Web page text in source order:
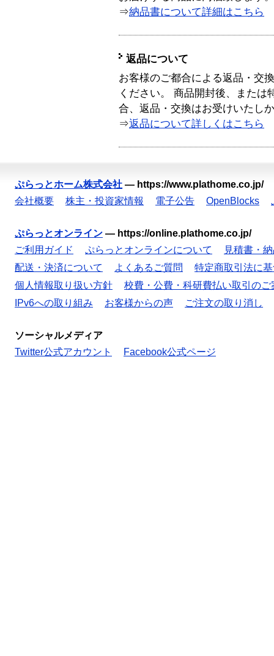
⇒納品書について詳細はこちら
返品について
お客様のご都合による返品・交
ください。 商品開封後、または
合、返品・交換はお受けいたし
⇒返品について詳しくはこちら
ぷらっとホーム株式会社 — https://www.plathome.co.jp/
会社概要
株主・投資家情報 電子公告 OpenBlocks
ぷらっとオンライン — https://online.plathome.co.jp/
ご利用ガイド
ぷらっとオンラインについて
見積書・
配送・決済について
よくあるご質問
特定商取引法に
個人情報取り扱い方針
校費・公費・科研費払い取引のご
IPv6への取り組み
お客様からの声 ご注文の取り消し
ソーシャルメディア
Twitter公式アカウント
Facebook公式ページ